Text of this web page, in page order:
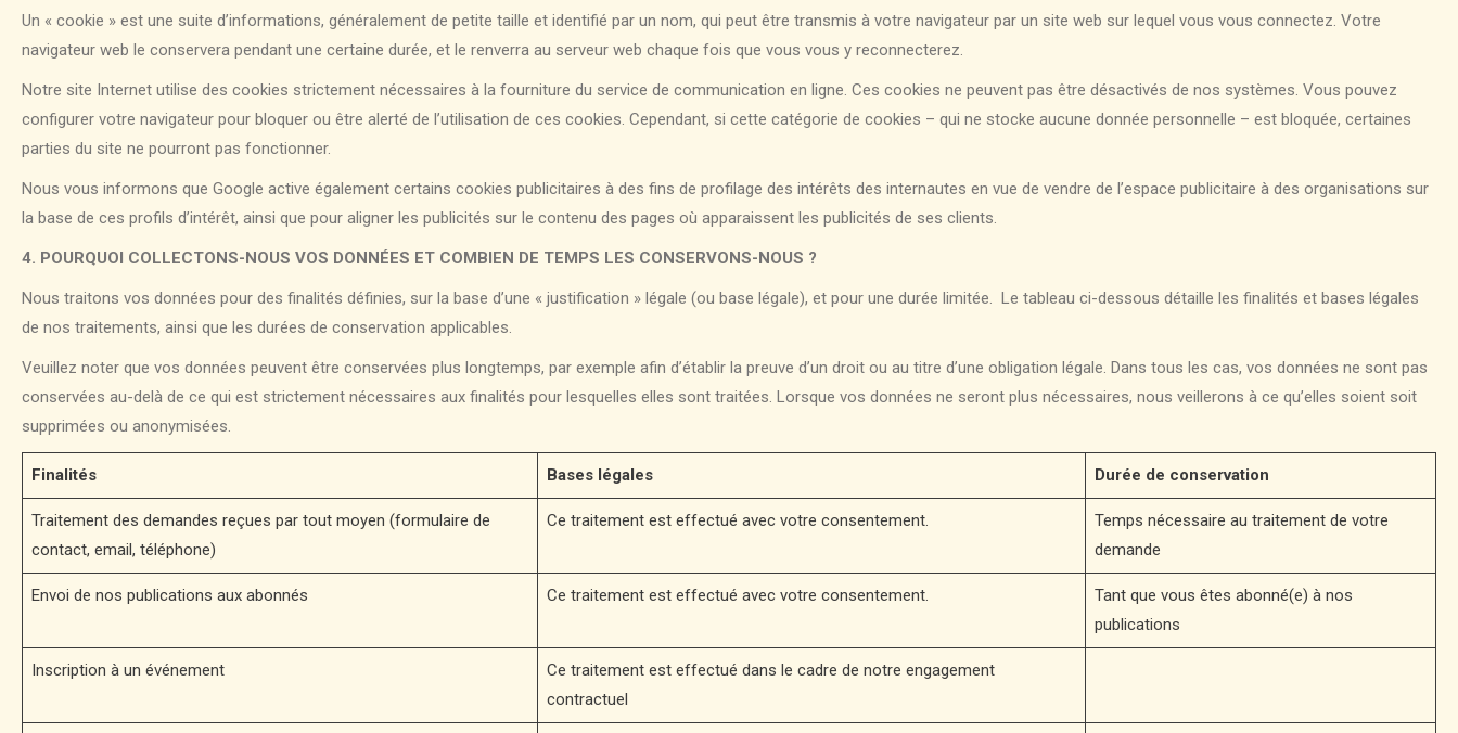
Un « cookie » est une suite d’informations, généralement de petite taille et identifié par un nom, qui peut être transmis à votre navigateur par un site web sur lequel vous vous connectez. Votre
navigateur web le conservera pendant une certaine durée, et le renverra au serveur web chaque fois que vous vous y reconnecterez.
Notre site Internet utilise des cookies strictement nécessaires à la fourniture du service de communication en ligne. Ces cookies ne peuvent pas être désactivés de nos systèmes. Vous pouvez
configurer votre navigateur pour bloquer ou être alerté de l’utilisation de ces cookies. Cependant, si cette catégorie de cookies – qui ne stocke aucune donnée personnelle – est bloquée, certaines
parties du site ne pourront pas fonctionner.
Nous vous informons que Google active également certains cookies publicitaires à des fins de profilage des intérêts des internautes en vue de vendre de l’espace publicitaire à des organisations sur
la base de ces profils d’intérêt, ainsi que pour aligner les publicités sur le contenu des pages où apparaissent les publicités de ses clients.
4. POURQUOI COLLECTONS-NOUS VOS DONNÉES ET COMBIEN DE TEMPS LES CONSERVONS-NOUS ?
Nous traitons vos données pour des finalités définies, sur la base d’une « justification » légale (ou base légale), et pour une durée limitée. Le tableau ci-dessous détaille les finalités et bases légales
de nos traitements, ainsi que les durées de conservation applicables.
Veuillez noter que vos données peuvent être conservées plus longtemps, par exemple afin d’établir la preuve d’un droit ou au titre d’une obligation légale. Dans tous les cas, vos données ne sont pas
conservées au-delà de ce qui est strictement nécessaires aux finalités pour lesquelles elles sont traitées. Lorsque vos données ne seront plus nécessaires, nous veillerons à ce qu’elles soient soit
supprimées ou anonymisées.
Finalités Bases légales Durée de conservation
Traitement des demandes reçues par tout moyen (formulaire de
contact, email, téléphone)
Ce traitement est effectué avec votre consentement.
Temps nécessaire au traitement de votre
demande
Envoi de nos publications aux abonnés Ce traitement est effectué avec votre consentement.
Tant que vous êtes abonné(e) à nos
publications
Inscription à un événement
Ce traitement est effectué dans le cadre de notre engagement
contractuel